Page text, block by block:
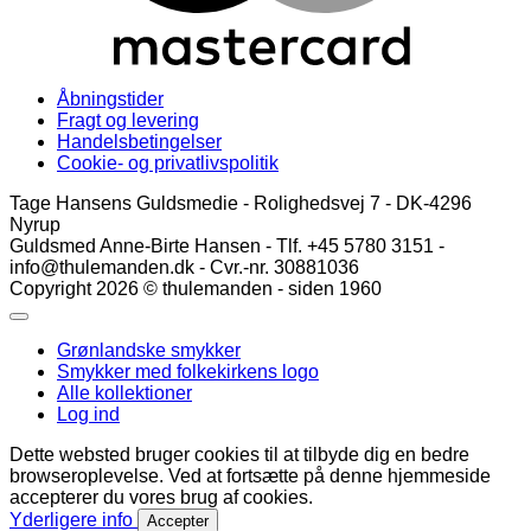
Åbningstider
Fragt og levering
Handelsbetingelser
Cookie- og privatlivspolitik
Tage Hansens Guldsmedie - Rolighedsvej 7 - DK-4296
Nyrup
Guldsmed Anne-Birte Hansen - Tlf. +45 5780 3151 -
info@thulemanden.dk - Cvr.-nr. 30881036
Copyright 2026 © thulemanden - siden 1960
Grønlandske smykker
Smykker med folkekirkens logo
Alle kollektioner
Log ind
Dette websted bruger cookies til at tilbyde dig en bedre
browseroplevelse. Ved at fortsætte på denne hjemmeside
accepterer du vores brug af cookies.
Yderligere info
Accepter